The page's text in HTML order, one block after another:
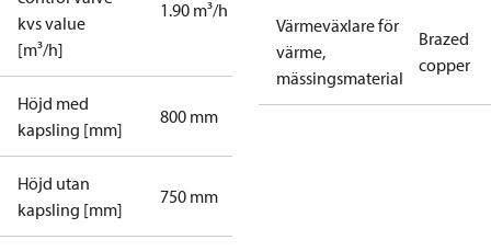
kvs value
[m³/h]
1.90 m³/h
Höjd med
kapsling [mm]
800 mm
Höjd utan
kapsling [mm]
750 mm
Värmeväxlare för
värme,
mässingsmaterial
Brazed
copper